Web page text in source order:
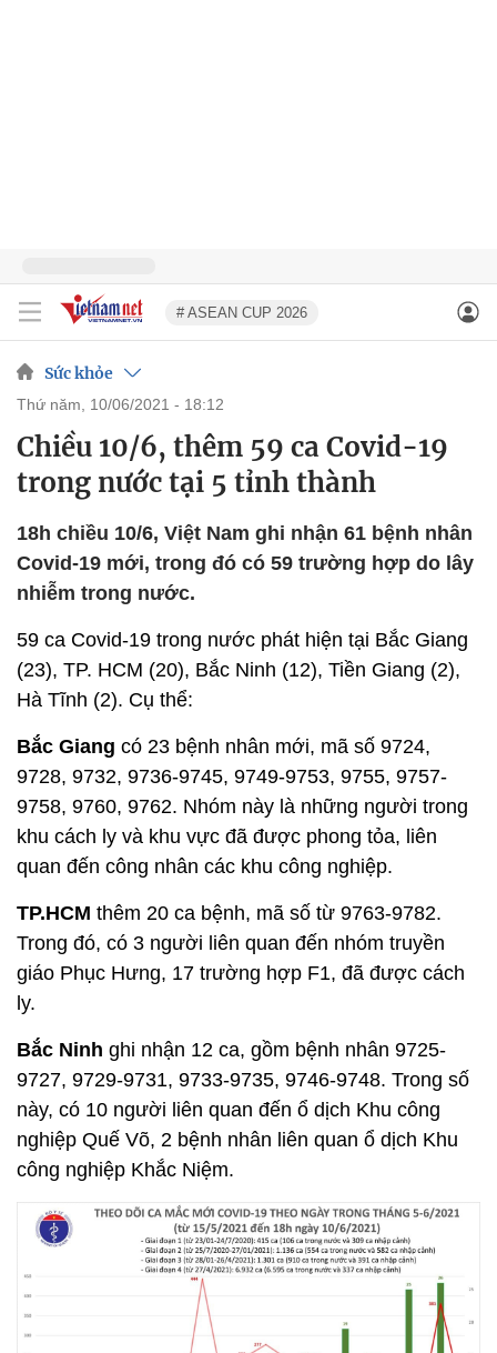
# ASEAN CUP 2026
Sức khỏe
thứ năm, 10/06/2021 - 18:12
Chiều 10/6, thêm 59 ca Covid-19
trong nước tại 5 tỉnh thành
18h chiều 10/6, Việt Nam ghi nhận 61 bệnh nhân
Covid-19 mới, trong đó có 59 trường hợp do lây
nhiễm trong nước.
59 ca Covid-19 trong nước phát hiện tại Bắc Giang
(23), TP. HCM (20), Bắc Ninh (12), Tiền Giang (2),
Hà Tĩnh (2). Cụ thể:
Bắc Giang có 23 bệnh nhân mới, mã số 9724,
9728, 9732, 9736-9745, 9749-9753, 9755, 9757-
9758, 9760, 9762. Nhóm này là những người trong
khu cách ly và khu vực đã được phong tỏa, liên
quan đến công nhân các khu công nghiệp.
TP.HCM thêm 20 ca bệnh, mã số từ 9763-9782.
Trong đó, có 3 người liên quan đến nhóm truyền
giáo Phục Hưng, 17 trường hợp F1, đã được cách
ly.
Bắc Ninh ghi nhận 12 ca, gồm bệnh nhân 9725-
9727, 9729-9731, 9733-9735, 9746-9748. Trong số
này, có 10 người liên quan đến ổ dịch Khu công
nghiệp Quế Võ, 2 bệnh nhân liên quan ổ dịch Khu
công nghiệp Khắc Niệm.